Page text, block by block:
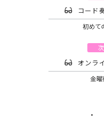
コード
初めて
オンラ
金曜